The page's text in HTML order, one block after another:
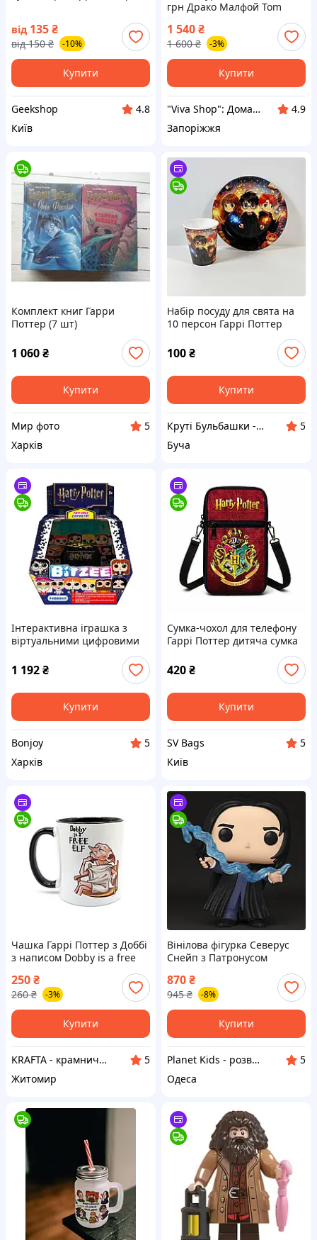
від 135₴
від 150 ₴ -10%
Купити
Geekshop
4.8
Київ
грн Драко Малфой Tom
Дакимакура подушка зі
знімною наволочкою
1 540₴
1 600 ₴ -3%
Купити
"Viva Shop": Домашній затишок починається тут!
4.9
Запоріжжя
Комплект книг Гарри
Поттер (7 шт)
1 060₴
Купити
Мир фото
5
Харків
Набір посуду для свята на
10 персон Гаррі Поттер
Наш стиль Різнобарвний
Тарілки та стаканчики
100₴
Купити
Круті Бульбашки - свято на максимум
5
Буча
Інтерактивна іграшка з
віртуальними цифровими
Поттер 6076508 Bitzee
1 192₴
Купити
Bonjoy
5
Харків
Сумка-чохол для телефону
Гаррі Поттер дитяча сумка
водонепроникна міні-сумка
(4870)
420₴
Купити
SV Bags
5
Київ
Чашка Гаррі Поттер з Доббі
з написом Dobby is a free
250₴
260 ₴ -3%
Купити
KRAFTA - крамничка гік-атрибутики
5
Житомир
Вінілова фігурка Северус
Снейп з Патронусом
Severus Snape with Patronus
195 серії Гаррі Поттер Harry
Potter S20 Funko POP!
870₴
945 ₴ -8%
Купити
Planet Kids - розвиваючі іграшки
5
Одеса